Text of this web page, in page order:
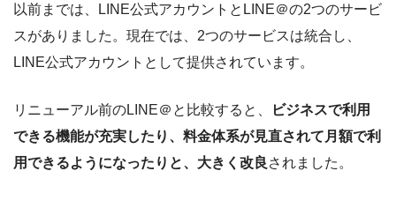
以前までは、LINE公式アカウントとLINE＠の2つのサービ
スがありました。現在では、2つのサービスは統合し、
LINE公式アカウントとして提供されています。
リニューアル前のLINE＠と比較すると、
ビジネスで利用
できる機能が充実したり、料金体系が見直されて月額で利
用できるようになったりと、大きく改良 されました。